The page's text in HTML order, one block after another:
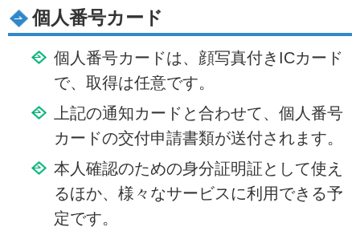
個人番号カード
個人番号カードは、顔写真付きICカード
で、取得は任意です。
上記の通知カードと合わせて、個人番号
カードの交付申請書類が送付されます。
本人確認のための身分証明証として使え
るほか、様々なサービスに利用できる予
定です。